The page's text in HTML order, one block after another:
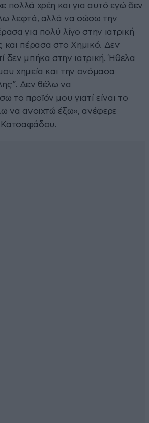
πολλά χρέη και για αυτό εγώ δεν
λεφτά, αλλά να σώσω την
για πολύ λίγο στην ιατρική
πέρασα στο Χημικό. Δεν
δεν μπήκα στην ιατρική. Ήθελα
χημεία και την ονόμασα
Δεν θέλω να
το προϊόν μου γιατί είναι το
να ανοιχτώ έξω», ανέφερε
Κατσαφάδου.